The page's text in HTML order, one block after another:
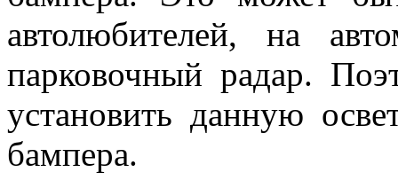
автолюбителей, на
парковочный радар.
установить данную
бампера.